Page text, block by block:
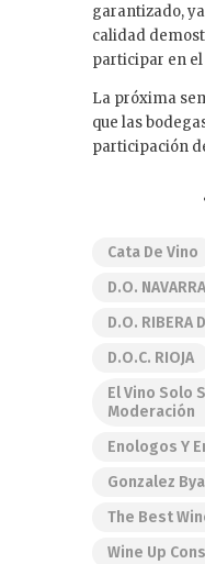
garantizado,
calidad
participar en
La próxima
que las
participación
Cata De Vino
D.O. NAVARRA
D.O. RIBERA
D.O.C. RIOJA
El Vino Solo
Moderación
Enologos Y
Gonzalez
The Best
Wine Up